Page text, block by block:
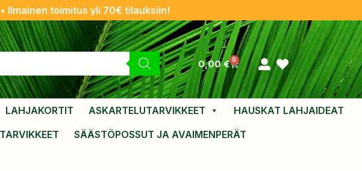
Ilmainen toimitus yli 70€ tilauksiin!
0,00€ 0
LAHJAKORTIT ASKARTELUTARVIKKEET
HAUSKAT LAHJAIDEAT
SÄÄSTÖPOSSUT JA AVAIMENPERÄT